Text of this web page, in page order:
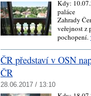
Kdy:
paláce
Zahrady
veřejnost z
pochopení.
ČR představí v OSN
ČR
28.06.2017 / 13:10